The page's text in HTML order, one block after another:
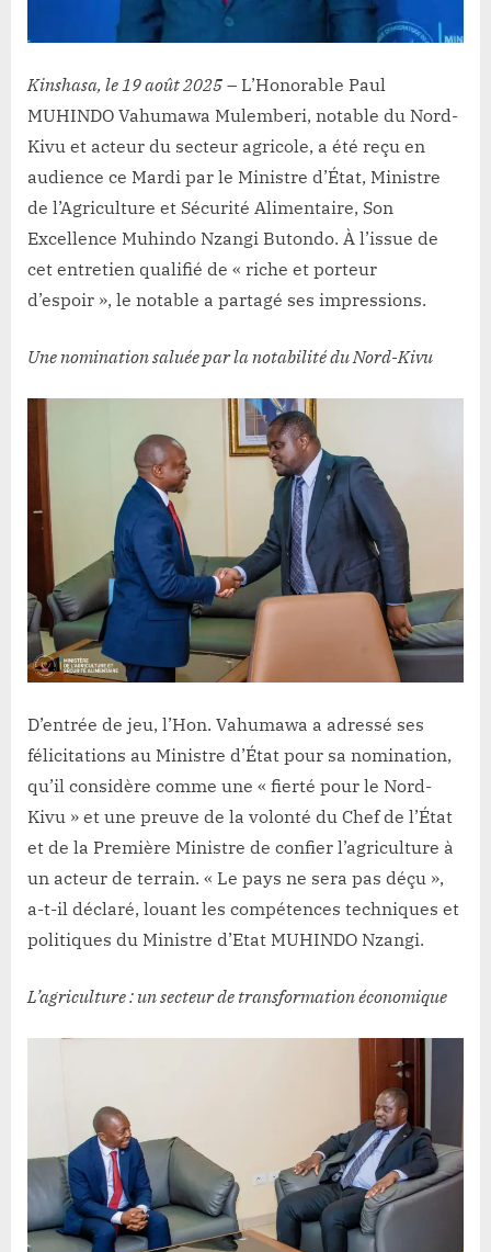
Kinshasa, le 19 août 2025 – L’Honorable Paul
MUHINDO Vahumawa Mulemberi, notable du Nord-
Kivu et acteur du secteur agricole, a été reçu en
audience ce Mardi par le Ministre d’État, Ministre
de l’Agriculture et Sécurité Alimentaire, Son
Excellence Muhindo Nzangi Butondo. À l’issue de
cet entretien qualifié de « riche et porteur
d’espoir », le notable a partagé ses impressions.
Une nomination saluée par la notabilité du Nord-Kivu
D’entrée de jeu, l’Hon. Vahumawa a adressé ses
félicitations au Ministre d’État pour sa nomination,
qu’il considère comme une « fierté pour le Nord-
Kivu » et une preuve de la volonté du Chef de l’État
et de la Première Ministre de confier l’agriculture à
un acteur de terrain. « Le pays ne sera pas déçu »,
a-t-il déclaré, louant les compétences techniques et
politiques du Ministre d’Etat MUHINDO Nzangi.
L’agriculture : un secteur de transformation économique